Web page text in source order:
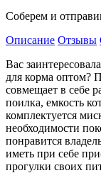
Соберем и
Описание Отзывы
Вас
для корма оптом?
совмещает в себе
поилка, емкость
комплектуется
необходимости
понравится
иметь при себе
прогулки своих